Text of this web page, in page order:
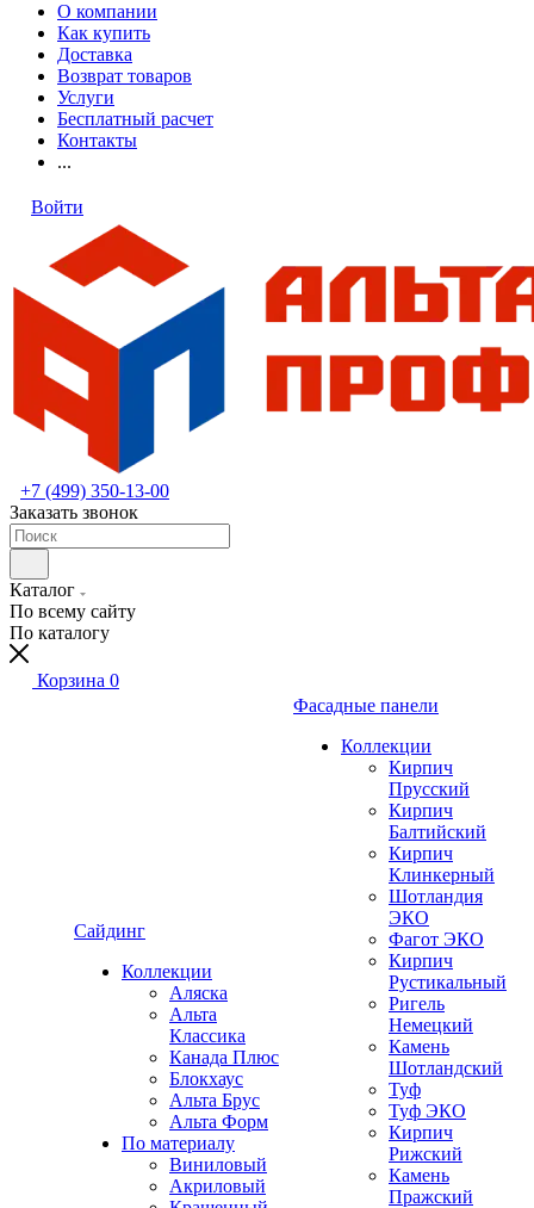
О компании
Как купить
Доставка
Возврат товаров
Услуги
Бесплатный расчет
Контакты
...
Войти
+7 (499) 350-13-00
Заказать звонок
Каталог
По всему сайту
По каталогу
Корзина 0
Сайдинг
Коллекции
Аляска
Альта
Классика
Канада Плюс
Блокхаус
Альта Брус
Альта Форм
По материалу
Виниловый
Акриловый
Фасадные панели
Коллекции
Кирпич
Прусский
Кирпич
Балтийский
Кирпич
Клинкерный
Шотландия
ЭКО
Фагот ЭКО
Кирпич
Рустикальный
Ригель
Немецкий
Камень
Шотландский
Туф
Туф ЭКО
Кирпич
Рижский
Камень
Пражский